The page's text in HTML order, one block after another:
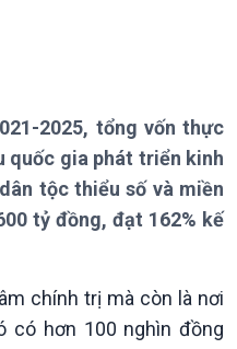
Thời sự
Thời sự 18h
Thời sự 21h30
2025, tổng vốn thực
quốc gia phát triển kinh
tộc thiểu số và miền
tỷ đồng, đạt 162% kế
chính trị mà còn là nơi
có hơn 100 nghìn đồng